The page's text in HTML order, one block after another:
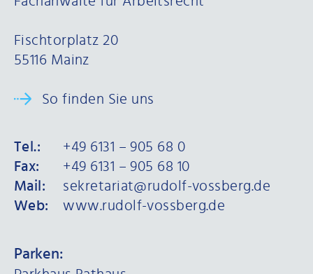
Fischtorplatz 20
55116 Mainz
So finden Sie uns
Tel.:
+49 6131 – 905 68 0
Fax:
+49 6131 – 905 68 10
Mail:
sekretariat@rudolf-vossberg.de
Web:
www.rudolf-vossberg.de
Parken: